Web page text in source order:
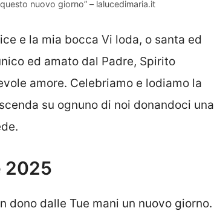
nuovo giorno” – lalucedimaria.it
e la mia bocca Vi loda, o santa ed
ed amato dal Padre, Spirito
amore. Celebriamo e lodiamo la
su ognuno di noi donandoci una
2025
dono dalle Tue mani un nuovo giorno.